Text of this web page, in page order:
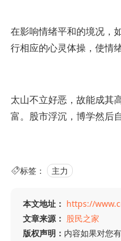
在影响情绪平和的境况，
行相应的心灵体操，使情
太山不立好恶，故能成其
富。股市浮沉，博学然后
标签： 主力
本文地址： https://
文章来源： 股民之家
版权声明： 内容如果对您